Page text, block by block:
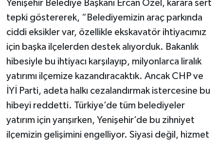
Yenişehir Belediye Başkanı Ercan Özel, karara sert
tepki göstererek, “Belediyemizin araç parkında
ciddi eksikler var, özellikle ekskavatör ihtiyacımız
için başka ilçelerden destek alıyorduk. Bakanlık
hibesiyle bu ihtiyacı karşılayıp, milyonlarca liralık
yatırımı ilçemize kazandıracaktık. Ancak CHP ve
İYİ Parti, adeta halkı cezalandırmak istercesine bu
hibeyi reddetti. Türkiye’de tüm belediyeler
yatırım için yarışırken, Yenişehir’de bu zihniyet
ilçemizin gelişimini engelliyor. Siyasi değil, hizmet